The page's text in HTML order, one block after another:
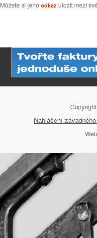
Můžete si jeho odkaz uložit mezi
Nahlášení